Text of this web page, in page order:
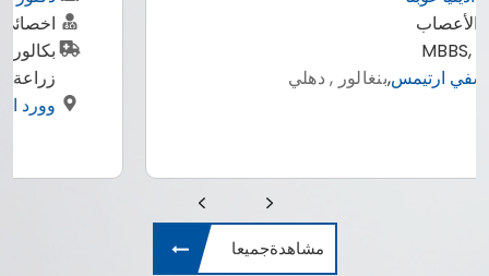
زراعة الأسنان
مشاهدةجميعا